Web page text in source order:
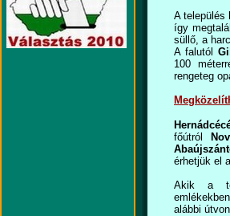
A település
így
süllő, a
A falutól
100
rengeteg
főútról
érhetjük el
Akik a
alábbi